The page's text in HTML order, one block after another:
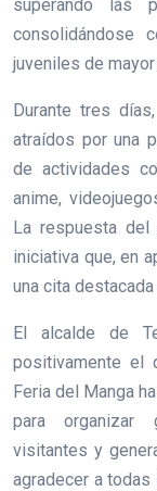
superando las
consolidándose
juveniles de
Durante tres
atraídos por una
de actividades
anime,
La respuesta
iniciativa que, en
una cita
El alcalde de
positivamente el
Feria del Manga
para organizar
visitantes y
agradecer a